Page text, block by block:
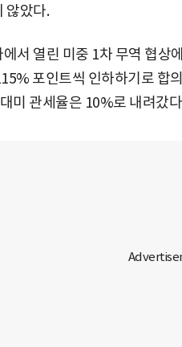
않았다.
서 열린 미중 1차 무역 협상
포인트씩 인하하기로 합
미 관세율은 10%로 내려갔